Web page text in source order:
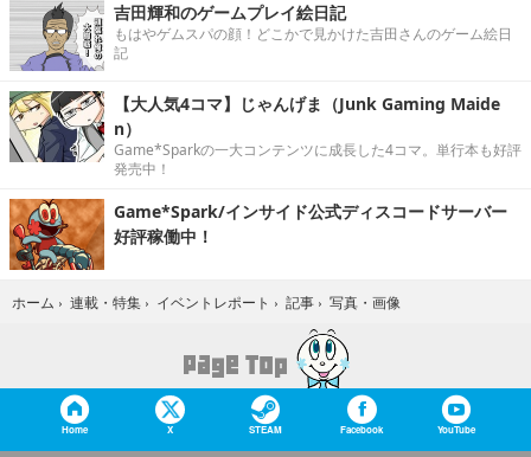
吉田輝和のゲームプレイ絵日記
もはやゲムスパの顔！どこかで見かけた吉田さんのゲーム絵日
記
【大人気4コマ】じゃんげま（Junk Gaming Maide
n）
Game*Sparkの一大コンテンツに成長した4コマ。単行本も好評
発売中！
Game*Spark/インサイド公式ディスコードサーバー
好評稼働中！
ホーム › 連載・特集 › イベントレポート › 記事 › 写真・画像
Home X STEAM Facebook YouTube